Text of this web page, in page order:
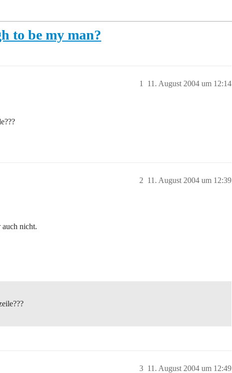
to be my man?
11. August 2004 um 12:14
1
11. August 2004 um 12:39
2
nicht.
11. August 2004 um 12:49
3